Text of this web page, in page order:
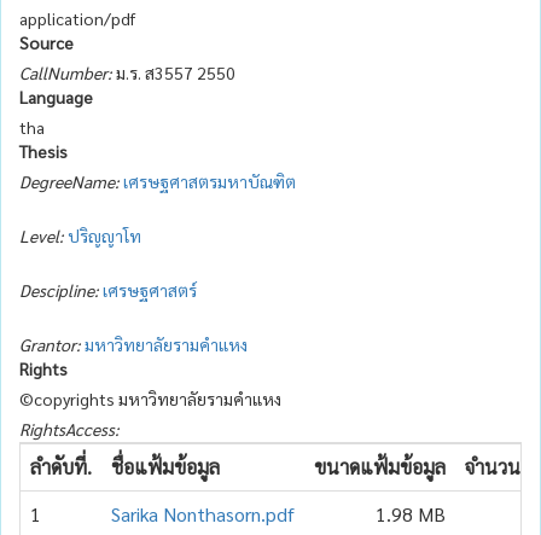
application/pdf
Source
CallNumber:ม.ร. ส3557 2550
Language
tha
Thesis
DegreeName:เศรษฐศาสตรมหาบัณฑิต
Level:ปริญญาโท
Descipline:เศรษฐศาสตร์
Grantor:มหาวิทยาลัยรามคำแหง
Rights
©copyrights มหาวิทยาลัยรามคำแหง
RightsAccess:
ลำดับที่. ชื่อแฟ้มข้อมูล ขนาดแฟ้มข้อมูล
จำนวนเ
1
Sarika Nonthasorn.pdf 1.98 MB